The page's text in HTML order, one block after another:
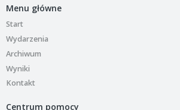
Menu główne
Start
Wydarzenia
Archiwum
Wyniki
Kontakt
Centrum pomocy